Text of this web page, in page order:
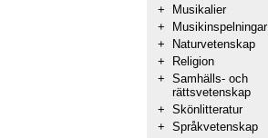
+
Musikalier
+
Musikinspelningar
+
Naturvetenskap
+
Religion
+ Samhälls- och
rättsvetenskap
+ Skönlitteratur
+ Språkvetenskap